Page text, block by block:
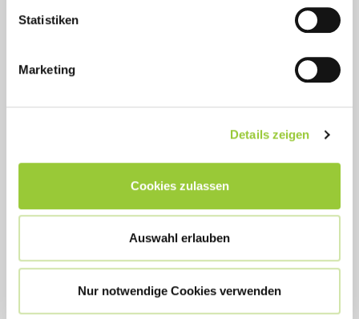
Statistiken
Marketing
Details zeigen
Cookies zulassen
Auswahl erlauben
Nur notwendige Cookies verwenden
Ihr Ansprechpartner
Stephanie Schlick
16495
stephanie.schlick@bamberger-akademien.de